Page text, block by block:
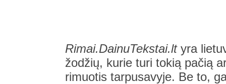
Rimai.DainuTekstai.ltyra
žodžių, kurie turi tokią pačią
rimuotis tarpusavyje. Be to,